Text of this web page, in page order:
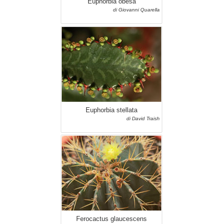
di Giovanni Quarella
Euphorbia stellata
di David Traish
Ferocactus glaucescens